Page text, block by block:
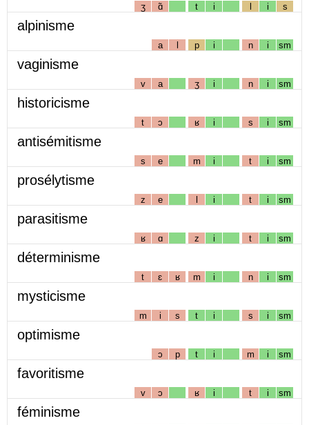
ʒ ɑ̃ t i l i s
alpinisme
a l p i n i sm
vaginisme
v a ʒ i n i sm
historicisme
t ɔ ʁ i s i sm
antisémitisme
s e m i t i sm
prosélytisme
z e l i t i sm
parasitisme
ʁ ɑ z i t i sm
déterminisme
t ɛ ʁ m i n i sm
mysticisme
m i s t i s i sm
optimisme
ɔ p t i m i sm
favoritisme
v ɔ ʁ i t i sm
féminisme